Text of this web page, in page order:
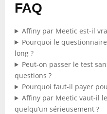
FAQ
Affiny par Meetic est-il
Pourquoi le
long ?
Peut-on passer le test
questions ?
Pourquoi faut-il payer
Affiny par Meetic vaut-il
quelqu’un sérieusement ?